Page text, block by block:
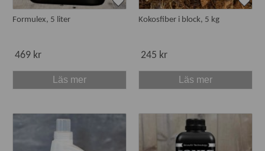
Formulex, 5 liter
469 kr
Läs mer
Kokosfiber i block, 5 kg
245 kr
Läs mer